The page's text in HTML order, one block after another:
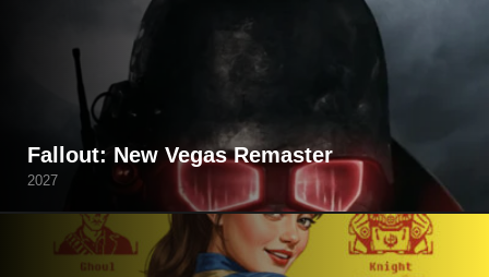
Fallout: New Vegas Remaster
2027